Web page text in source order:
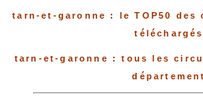
tarn-et-garonne : le TOP50
téléchargés
tarn-et-garonne : tous les
département